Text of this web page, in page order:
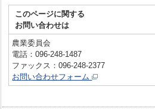
このページに関する
お問い合わせは
農業委員会
電話：096-248-1487
ファックス：096-248-2377
お問い合わせフォーム